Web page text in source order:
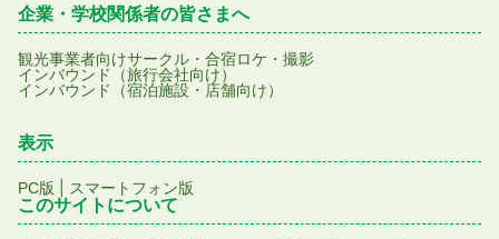
企業・学校関係者の皆さまへ
観光事業者向けサークル・合宿ロケ・撮影
インバウンド（旅行会社向け）
インバウンド（宿泊施設・店舗向け）
表示
PC版 スマートフォン版
このサイトについて